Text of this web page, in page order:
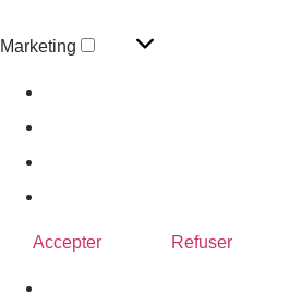
Marketing
Accepter Refuser